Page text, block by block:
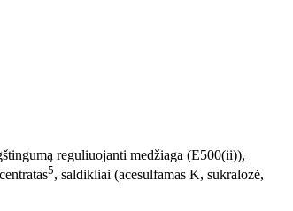
reguliuojanti medžiaga (E500(ii)),
5, saldikliai (acesulfamas K, sukralozė,